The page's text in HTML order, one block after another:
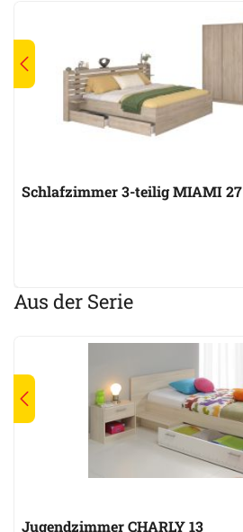
Schlafzimmer 3-teilig MIAMI 27
Aus der Serie
Jugendzimmer CHARLY 13